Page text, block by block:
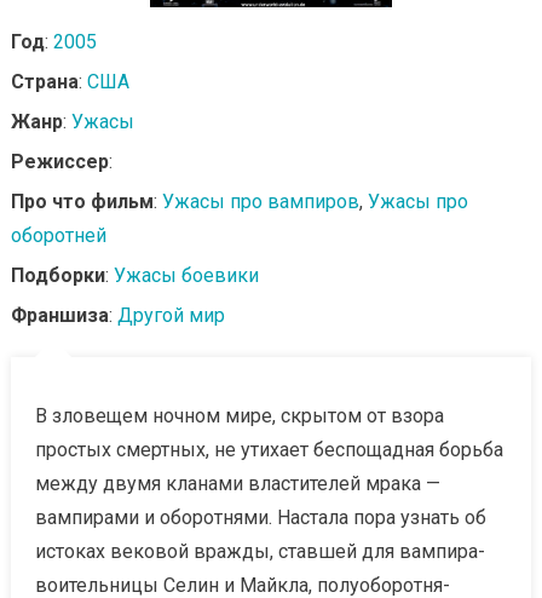
Год: 2005
Страна: США
Жанр: Ужасы
Режиссер:
Про что фильм: Ужасы про вампиров, Ужасы про
оборотней
Подборки: Ужасы боевики
Франшиза: Другой мир
В зловещем ночном мире, скрытом от взора
простых смертных, не утихает беспощадная борьба
между двумя кланами властителей мрака —
вампирами и оборотнями. Настала пора узнать об
истоках вековой вражды, ставшей для вампира-
воительницы Селин и Майкла, полуоборотня-